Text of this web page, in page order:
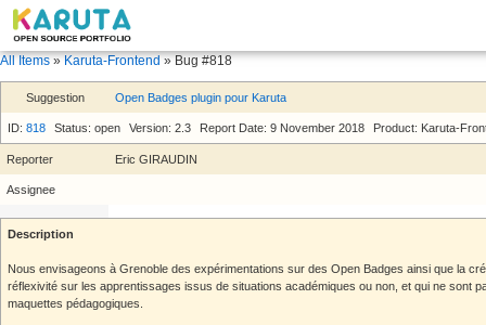
All Items»Karuta-Frontend» Bug #818
Suggestion Open Badges plugin pour Karuta
ID: 818 Status: open Version: 2.3 Report Date: 9 November 2018 Product: Karuta-
Reporter Eric GIRAUDIN
Assignee
Description
Nous envisageons à Grenoble des expérimentations sur des Open Badges ainsi que la
réflexivité sur les apprentissages issus de situations académiques ou non, et qui ne sont
maquettes pédagogiques.